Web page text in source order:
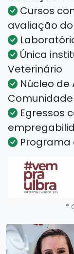
Cursos
avaliação do
Única
Veterinário
Núcleo
Comunidade
Egressos
Programa
*